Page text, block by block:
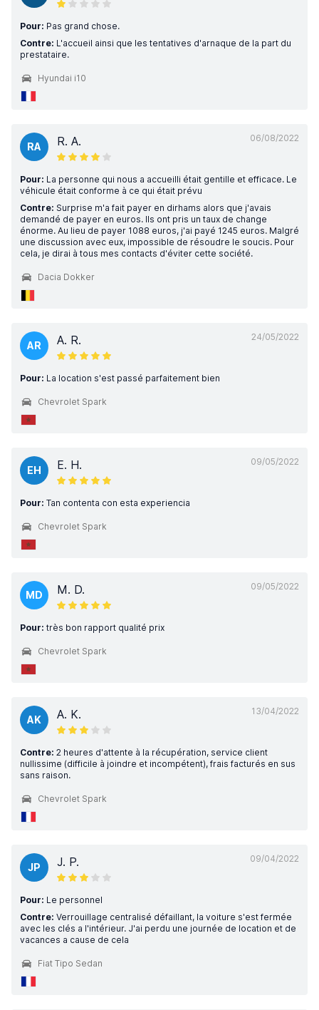
Pour: Pas grand chose.
Contre: L'accueil ainsi que les tentatives d'arnaque de la part du
prestataire.
Hyundai i10
06/08/2022
RA R. A.
Pour: La personne qui nous a accueilli était gentille et efficace. Le
véhicule était conforme à ce qui était prévu
Contre: Surprise m'a fait payer en dirhams alors que j'avais
demandé de payer en euros. Ils ont pris un taux de change
énorme. Au lieu de payer 1088 euros, j'ai payé 1245 euros. Malgré
une discussion avec eux, impossible de résoudre le soucis. Pour
cela, je dirai à tous mes contacts d'éviter cette société.
Dacia Dokker
24/05/2022
AR A. R.
Pour: La location s'est passé parfaitement bien
Chevrolet Spark
09/05/2022
EH E. H.
Pour: Tan contenta con esta experiencia
Chevrolet Spark
09/05/2022
MD M. D.
Pour: très bon rapport qualité prix
Chevrolet Spark
13/04/2022
AK A. K.
Contre: 2 heures d'attente à la récupération, service client
nullissime (difficile à joindre et incompétent), frais facturés en sus
sans raison.
Chevrolet Spark
09/04/2022
JP J. P.
Pour: Le personnel
Contre: Verrouillage centralisé défaillant, la voiture s'est fermée
avec les clés a l'intérieur. J'ai perdu une journée de location et de
vacances a cause de cela
Fiat Tipo Sedan